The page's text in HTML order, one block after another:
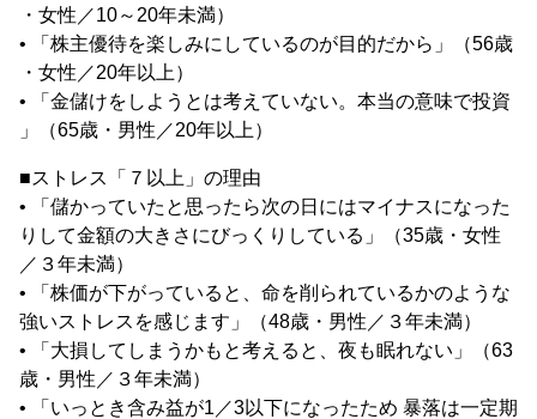
・女性／10～20年未満）
• 「株主優待を楽しみにしているのが目的だから」（56歳
・女性／20年以上）
• 「金儲けをしようとは考えていない。本当の意味で投資
」（65歳・男性／20年以上）
■ストレス「７以上」の理由
• 「儲かっていたと思ったら次の日にはマイナスになった
りして金額の大きさにびっくりしている」（35歳・女性
／３年未満）
• 「株価が下がっていると、命を削られているかのような
強いストレスを感じます」（48歳・男性／３年未満）
• 「大損してしまうかもと考えると、夜も眠れない」（63
歳・男性／３年未満）
• 「いっとき含み益が1／3以下になったため 暴落は一定期